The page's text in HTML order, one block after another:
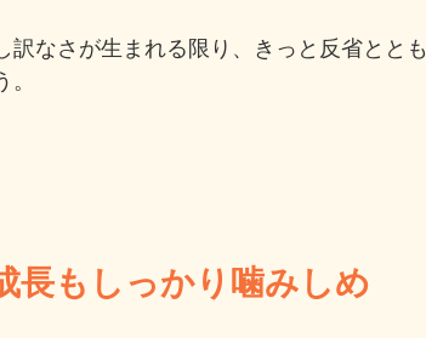
なさが生まれる限り、きっと反省ととも
長もしっかり噛みしめ